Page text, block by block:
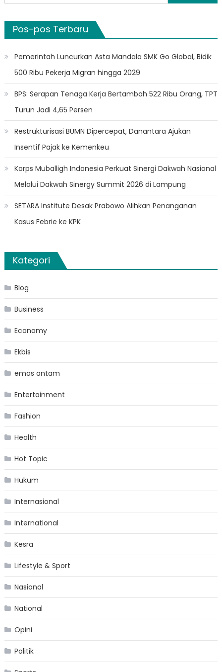
untuk:
Pos-pos Terbaru
Pemerintah Luncurkan Asta Mandala SMK Go Global, Bidik
500 Ribu Pekerja Migran hingga 2029
BPS: Serapan Tenaga Kerja Bertambah 522 Ribu Orang, TPT
Turun Jadi 4,65 Persen
Restrukturisasi BUMN Dipercepat, Danantara Ajukan
Insentif Pajak ke Kemenkeu
Korps Muballigh Indonesia Perkuat Sinergi Dakwah Nasional
Melalui Dakwah Sinergy Summit 2026 di Lampung
SETARA Institute Desak Prabowo Alihkan Penanganan
Kasus Febrie ke KPK
Kategori
Blog
Business
Economy
Ekbis
emas antam
Entertainment
Fashion
Health
Hot Topic
Hukum
Internasional
International
Kesra
Lifestyle & Sport
Nasional
National
Opini
Politik